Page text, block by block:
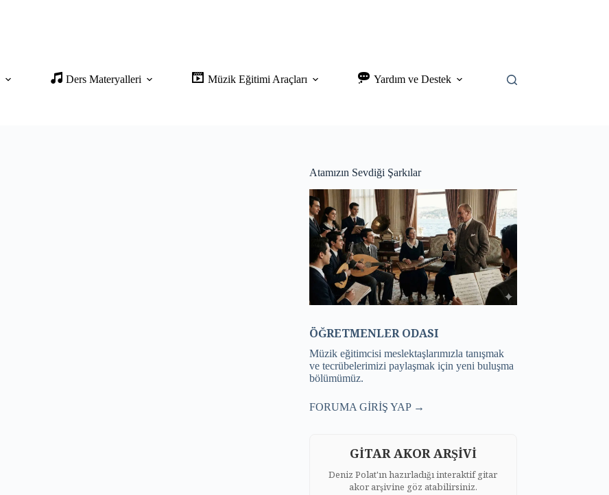
Ders Materyalleri Müzik Eğitimi Araçları Yardım ve Destek
Atamızın Sevdiği Şarkılar
ÖĞRETMENLER ODASI
Müzik eğitimcisi meslektaşlarımızla tanışmak
ve tecrübelerimizi paylaşmak için yeni buluşma
bölümümüz.
FORUMA GİRİŞ YAP →
GİTAR AKOR ARŞİVİ
Deniz Polat'ın hazırladığı interaktif gitar
akor arşivine göz atabilirsiniz.